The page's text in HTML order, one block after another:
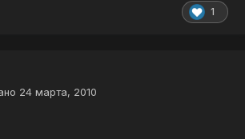
1
24 марта, 2010